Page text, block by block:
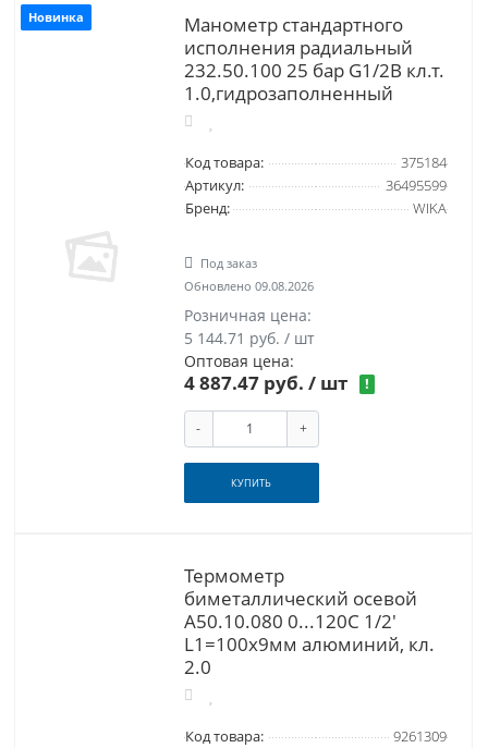
Новинка
Манометр стандартного
исполнения радиальный
232.50.100 25 бар G1/2B кл.т.
1.0,гидрозаполненный
Код товара:
375184
Артикул:
36495599
Бренд:
WIKA
Под заказ
Обновлено 09.08.2026
Розничная цена:
5 144.71 руб. / шт
Оптовая цена:
4 887.47 руб. / шт !
- +
КУПИТЬ
Термометр
биметаллический осевой
A50.10.080 0...120С 1/2'
L1=100x9мм алюминий, кл.
2.0
Код товара:
9261309